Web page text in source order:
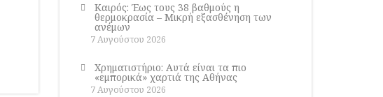
Καιρός: Έως τους 38 βαθμούς η
θερμοκρασία – Μικρή εξασθένηση των
ανέμων
7 Αυγούστου 2026
Χρηματιστήριο: Αυτά είναι τα πιο
«εμπορικά» χαρτιά της Αθήνας
7 Αυγούστου 2026